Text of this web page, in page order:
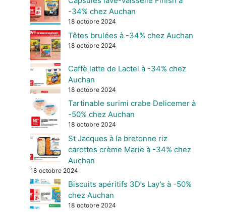
-34% chez Auchan
18 octobre 2024
Têtes brulées à -34% chez Auchan
18 octobre 2024
Caffè latte de Lactel à -34% chez
Auchan
18 octobre 2024
Tartinable surimi crabe Delicemer à
-50% chez Auchan
18 octobre 2024
St Jacques à la bretonne riz
carottes crème Marie à -34% chez
Auchan
18 octobre 2024
Biscuits apéritifs 3D’s Lay’s à -50%
chez Auchan
18 octobre 2024